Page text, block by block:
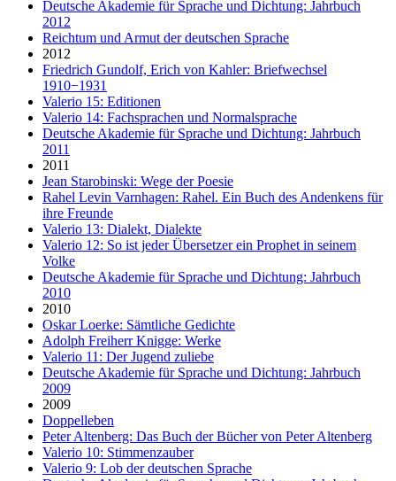
Deutsche Akademie für Sprache und Dichtung: Jahrbuch
2012
Reichtum und Armut der deutschen Sprache
2012
Friedrich Gundolf, Erich von Kahler: Briefwechsel
1910−1931
Valerio 15: Editionen
Valerio 14: Fachsprachen und Normalsprache
Deutsche Akademie für Sprache und Dichtung: Jahrbuch
2011
2011
Jean Starobinski: Wege der Poesie
Rahel Levin Varnhagen: Rahel. Ein Buch des Andenkens für
ihre Freunde
Valerio 13: Dialekt, Dialekte
Valerio 12: So ist jeder Übersetzer ein Prophet in seinem
Volke
Deutsche Akademie für Sprache und Dichtung: Jahrbuch
2010
2010
Oskar Loerke: Sämtliche Gedichte
Adolph Freiherr Knigge: Werke
Valerio 11: Der Jugend zuliebe
Deutsche Akademie für Sprache und Dichtung: Jahrbuch
2009
2009
Doppelleben
Peter Altenberg: Das Buch der Bücher von Peter Altenberg
Valerio 10: Stimmenzauber
Valerio 9: Lob der deutschen Sprache